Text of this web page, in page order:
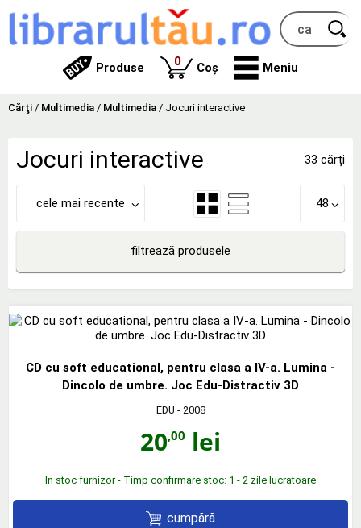
Produse 0produse
Coș Meniu
Cărţi / Multimedia / Multimedia / Jocuri interactive
Jocuri interactive 33 cărți
cele mai recente 48
filtrează produsele
CD cu soft educational, pentru clasa a IV-a. Lumina -
Dincolo de umbre. Joc Edu-Distractiv 3D
EDU - 2008
20,00 lei
In stoc furnizor - Timp confirmare stoc: 1 - 2 zile lucratoare
cumpără